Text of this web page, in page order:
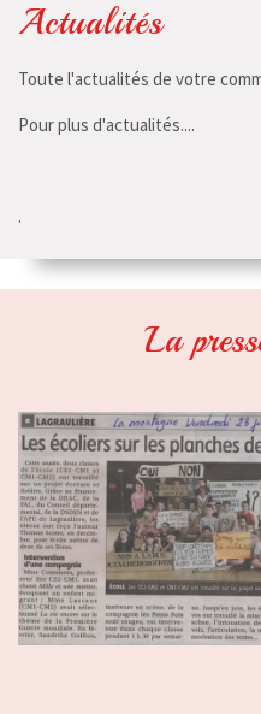
Actualités
Toute l'actualités de votre
Pour plus d'actualités....
.
La